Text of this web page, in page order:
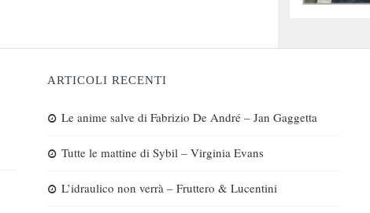
ARTICOLI RECENTI
Le anime salve di Fabrizio De André – Jan Gaggetta
Tutte le mattine di Sybil – Virginia Evans
L’idraulico non verrà – Fruttero & Lucentini